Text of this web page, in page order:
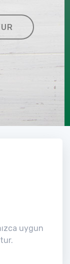
uygun